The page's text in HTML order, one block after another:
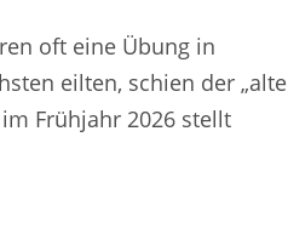
oft eine Übung in
eilten, schien der „alte
Frühjahr 2026 stellt